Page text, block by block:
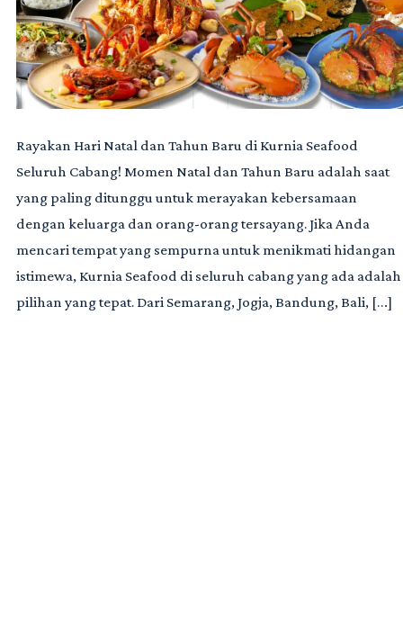
Rayakan Hari Natal dan Tahun Baru di Kurnia Seafood
Seluruh Cabang! Momen Natal dan Tahun Baru adalah saat
yang paling ditunggu untuk merayakan kebersamaan
dengan keluarga dan orang-orang tersayang. Jika Anda
mencari tempat yang sempurna untuk menikmati hidangan
istimewa, Kurnia Seafood di seluruh cabang yang ada adalah
pilihan yang tepat. Dari Semarang, Jogja, Bandung, Bali, […]